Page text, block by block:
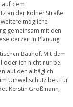
auf dem
an der Kölner Straße.
mögliche
gemeinsam mit den
derzeit in Planung.
Bauhof. Mit dem
oder ich nicht nur bei
auf den alltäglich
Umweltschutz bei. Für
Kerstin Großmann,